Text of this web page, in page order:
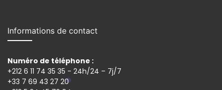
Informations de contact
Numéro de téléphone :
+212 6 11 74 35 35 - 24h/24 – 7j/7
+33 7 69 43 27 20